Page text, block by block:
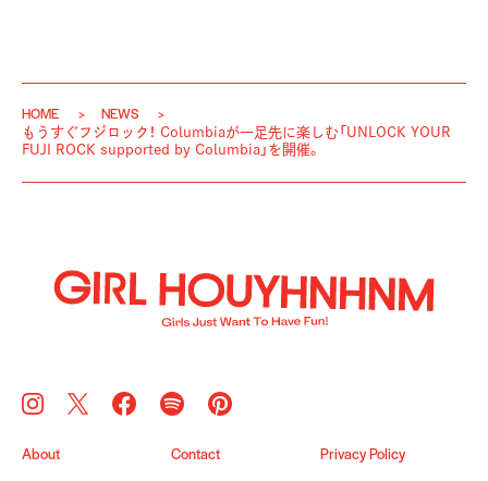
HOME
NEWS
もうすぐフジロック！ Columbiaが一足先に楽しむ「UNLOCK YOUR
FUJI ROCK supported by Columbia」を開催。
About Contact Privacy Policy